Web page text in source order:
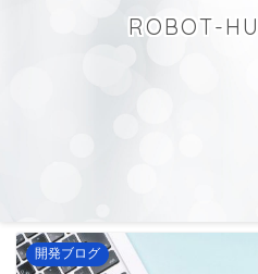
ROBOT-
開発ブログ